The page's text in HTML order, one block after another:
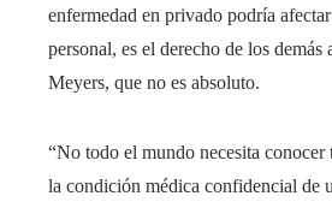
enfermedad en privado podría
personal, es el derecho de los demás
Meyers, que no es absoluto.
“No todo el mundo necesita conocer
la condición médica confidencial de